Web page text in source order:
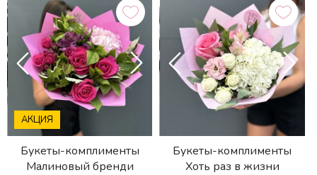
АКЦИЯ
Букеты-комплименты
Малиновый бренди
Букеты-комплименты
Хоть раз в жизни